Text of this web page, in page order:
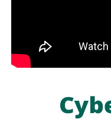
regulación específica
circula la información,
pueden difundirse